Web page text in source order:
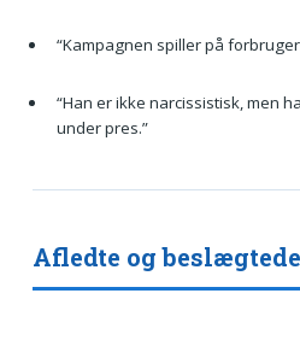
“Kampagnen spiller på
“Han er ikke narcissistisk, men
under pres.”
Afledte og